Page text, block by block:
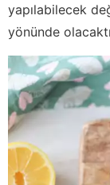
yapılabilecek
yönünde